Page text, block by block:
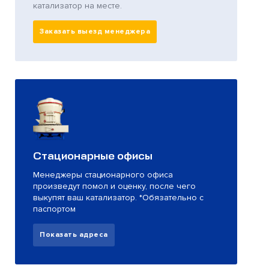
катализатор на месте.
Заказать выезд менеджера
Стационарные офисы
Менеджеры стационарного офиса
произведут помол и оценку, после чего
выкупят ваш катализатор. *Обязательно с
паспортом
Показать адреса